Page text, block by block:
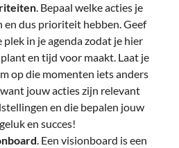
. Bepaal welke acties je
en dus prioriteit hebben. Geef
plek in je agenda zodat je hier
en tijd voor maakt. Laat je
op die momenten iets anders
jouw acties zijn relevant
en die bepalen jouw
geluk en succes!
. Een visionboard is een